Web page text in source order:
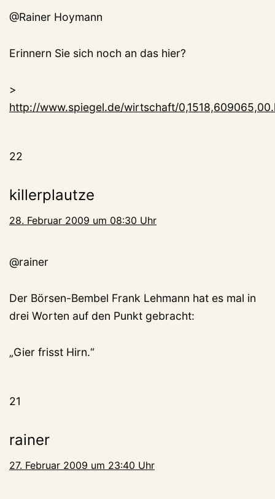
@Rainer Hoymann
Erinnern Sie sich noch an das hier?
>
http://www.spiegel.de/wirtschaft/
22
killerplautze
28. Februar 2009 um 08:30 Uhr
@rainer
Der Börsen-Bembel Frank Lehmann hat es mal in
drei Worten auf den Punkt gebracht:
„Gier frisst Hirn.“
21
rainer
27. Februar 2009 um 23:40 Uhr